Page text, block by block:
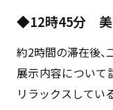
◆12時45分 美
約2時間の滞在後、
展示内容について
リラックスしてい